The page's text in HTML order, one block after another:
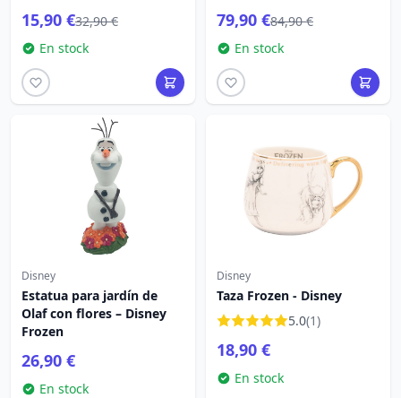
15,90 €32,90 €
En stock
79,90 €84,90 €
En stock
Disney
Estatua para jardín de
Olaf con flores – Disney
Frozen
26,90 €
En stock
Disney
Taza Frozen - Disney
5.0(1)
18,90 €
En stock